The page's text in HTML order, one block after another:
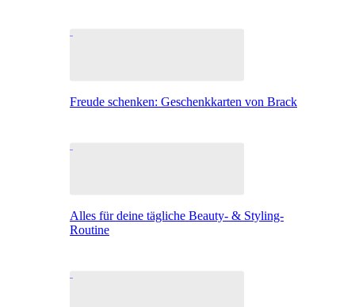
Freude schenken: Geschenkkarten von Brack
Alles für deine tägliche Beauty- & Styling-
Routine